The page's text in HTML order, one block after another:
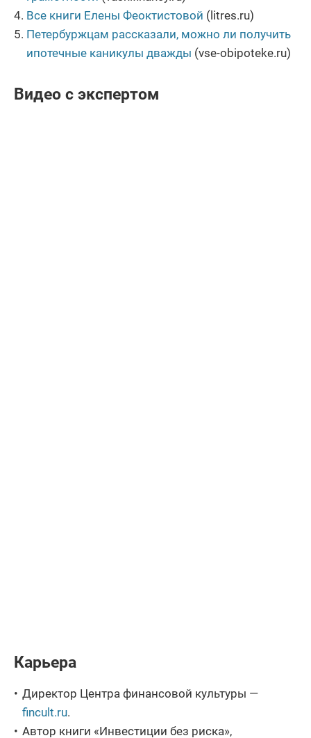
Все книги Елены Феоктистовой (litres.ru)
Петербуржцам рассказали, можно ли получить
ипотечные каникулы дважды (vse-obipoteke.ru)
Видео с экспертом
Карьера
Директор Центра финансовой культуры —
fincult.ru.
Автор книги «Инвестиции без риска»,